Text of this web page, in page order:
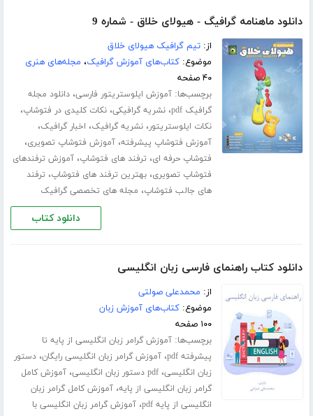
دانلود ماهنامه گرافیگ - هیولای خلاق - شماره 9
از:تیم گرافیک هیولای خلاق
موضوع:کتاب‌های آموزش گرافیک، مجله‌های هنری
۴۰ صفحه
برچسب‌ها:آموزش ایلوستریتور فارسی،دانلود مجله
گرافیک pdf
،نشریه گرافیکی،نکات کلیدی در فتوشاپ،
نکات ایلوستریتور،نشریه گرافیک، اخبار گرافیک،
آموزش فتوشاپ پیشرفته،آموزش فتوشاپ تصویری،
فتوشاپ حرفه ای، ترفند های فتوشاپ،آموزش ترفندهای
فتوشاپ تصویری،بهترین ترفند های فتوشاپ، ترفند
های جالب فتوشاپ، مجله های تخصصی گرافیک
دانلود کتاب
دانلود کتاب راهنمای فارسی زبان انگلیسی
از: محمدعلی صولتی
موضوع:کتاب‌های آموزش زبان
۱۰۰ صفحه
برچسب‌ها:آموزش گرامر زبان انگلیسی از پایه تا
پیشرفته pdf
،آموزش گرامر زبان انگلیسی رایگان،دستور
زبان انگلیسی،pdf دستور زبان انگلیسی ،آموزش کامل
گرامر زبان انگلیسی از پایه،آموزش کامل گرامر زبان
انگلیسی از پایه pdf
،آموزش گرامر زبان انگلیسی با